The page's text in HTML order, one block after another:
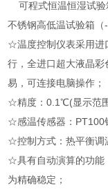
可程式恒温恒湿试验
不锈钢高低温试验箱
☆温度控制仪表采用进
行，全进口超大液晶
易，可连接电脑操作；
☆精度：0.1℃(显示范
☆感温传感器：PT100
☆控制方式：热平衡调
☆具有自动演算的功能
为精确稳定；